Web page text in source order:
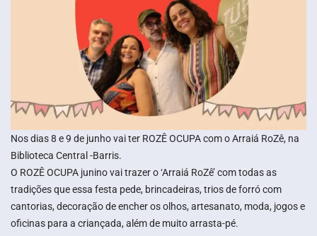
Nos dias 8 e 9 de junho vai ter ROZÊ OCUPA com o Arraiá RoZê, na
Biblioteca Central -Barris.
O ROZÊ OCUPA junino vai trazer o ‘Arraiá RoZê’ com todas as
tradições que essa festa pede, brincadeiras, trios de forró com
cantorias, decoração de encher os olhos, artesanato, moda, jogos e
oficinas para a criançada, além de muito arrasta-pé.